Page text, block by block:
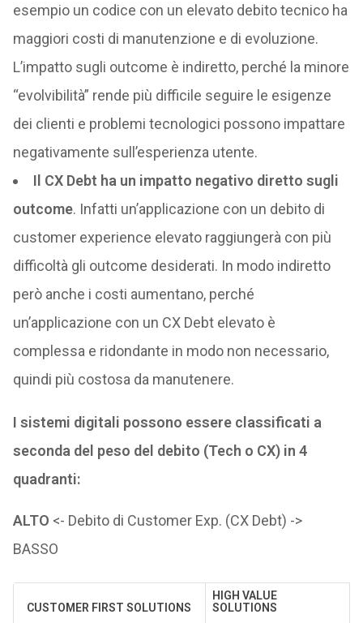
esempio un codice con un elevato debito tecnico ha
maggiori costi di manutenzione e di evoluzione.
L’impatto sugli outcome è indiretto, perché la minore
“evolvibilità” rende più difficile seguire le esigenze
dei clienti e problemi tecnologici possono impattare
negativamente sull’esperienza utente.
Il CX Debt ha un impatto negativo diretto sugli
outcome. Infatti un’applicazione con un debito di
customer experience elevato raggiungerà con più
difficoltà gli outcome desiderati. In modo indiretto
però anche i costi aumentano, perché
un’applicazione con un CX Debt elevato è
complessa e ridondante in modo non necessario,
quindi più costosa da manutenere.
I sistemi digitali possono essere classificati a
seconda del peso del debito (Tech o CX) in 4
quadranti:
ALTO <- Debito di Customer Exp. (CX Debt) ->
BASSO
CUSTOMER FIRST SOLUTIONS
HIGH VALUE
SOLUTIONS